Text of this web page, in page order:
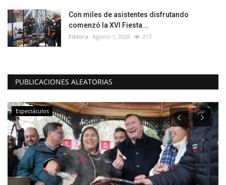
Con miles de asistentes disfrutando
comenzó la XVI Fiesta...
Editora Agosto 1, 2026 217
PUBLICACIONES ALEATORIAS
Espectáculos